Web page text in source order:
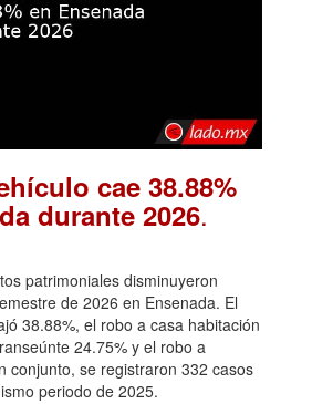
cae 38.88%
durante 2026.
patrimoniales disminuyeron
de 2026 en Ensenada. El
38.88%, el robo a casa habitación
24.75% y el robo a
conjunto, se registraron 332 casos
periodo de 2025.